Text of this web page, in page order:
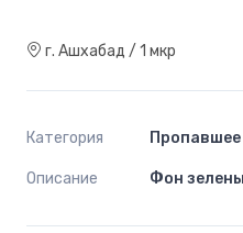
г. Ашхабад / 1 мкр
Категория Пропавшее
Описание Фон